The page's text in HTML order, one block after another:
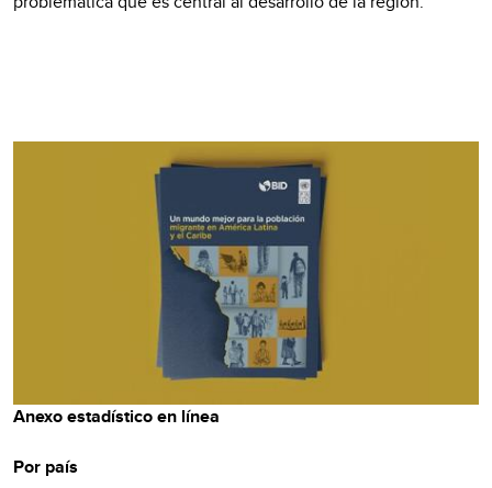
Anexo estadístico en línea
Por país